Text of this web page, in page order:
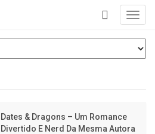
+
Dates & Dragons – Um Romance
Divertido E Nerd Da Mesma Autora